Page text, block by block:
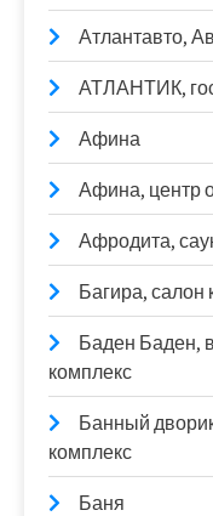
Атлантавто,
АТЛАНТИК,
Афина
Афина, центр
Афродита,
Багира, салон
Баден Баден,
комплекс
Банный
комплекс
Баня